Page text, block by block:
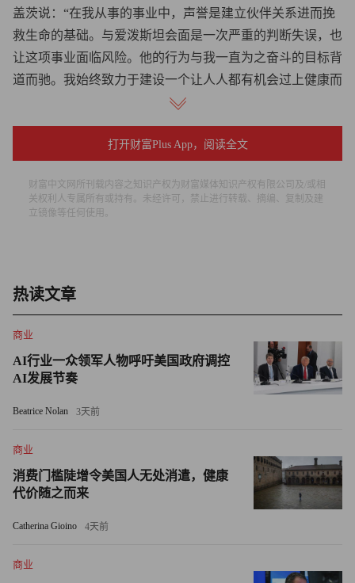
盖茨说：“在我从事的事业中，声誉是建立伙伴关系进而挽
救生命的基础。与爱泼斯坦会面是一次严重的判断失误，也
让这项事业面临风险。他的行为与我一直为之奋斗的目标背
道而驰。我始终致力于建设一个让人人都有机会过上健康而
今年5月初，盖茨多年来首次缺席了伯克希尔-哈撒韦年度股
东大会。他曾担任伯克希尔董事会成员，直至2020年卸任。
梅琳达·弗伦奇·盖茨也开始与盖茨基金会保持距离
2021年，弗伦奇·盖茨与比尔·盖茨结束了近30年的婚姻，正
亿美元的比尔及梅琳达·盖茨基金会联席主席一职，并获得
额外125亿美元资金，用于支持她自己的慈善项目，聚焦女
性和家庭事业。如今，她运营着个人独立基金会Pivotal，专
注于推动性别平等和全球卫生事业。
今年2月，弗伦奇·盖茨在接受美国国家公共电台采访时表
示，盖茨及爱泼斯坦相关文件中提到的其他人，对所涉及事
件“必须给个交代”，但“不是由我来回应”。
今年1月底曝光的文件显示，爱泼斯坦曾撰写多份涉及盖茨
一再否认，称这些说法“荒谬至极，完全失实”。《财富》杂
打开财富Plus App，阅读全文
财富中文网所刊载内容之知识产权为财富媒体知识产权有限公司及/或相
关权利人专属所有或持有。未经许可，禁止进行转载、摘编、复制及建
立镜像等任何使用。
热读文章
商业
AI行业一众领军人物呼吁美国政府调控
AI发展节奏
Beatrice Nolan 3天前
商业
消费门槛陡增令美国人无处消遣，健康
代价随之而来
Catherina Gioino 4天前
商业